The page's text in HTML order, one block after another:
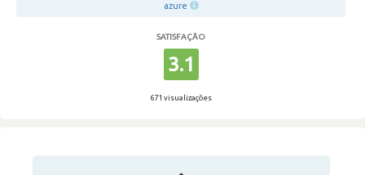
azure
SATISFAÇÃO
3.1
671 visualizações